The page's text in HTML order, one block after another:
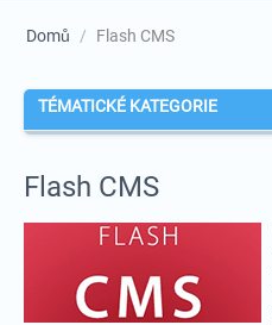
Domů / Flash CMS
TÉMATICKÉ KATEGORIE
Flash CMS